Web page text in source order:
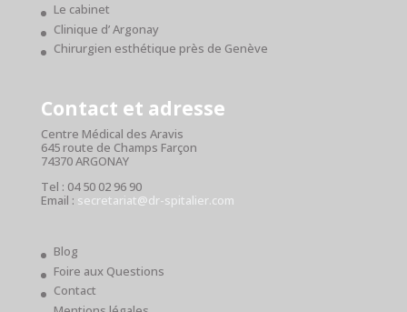
Le cabinet
Clinique d’ Argonay
Chirurgien esthétique près de Genève
Contact et adresse
Centre Médical des Aravis
645 route de Champs Farçon
74370 ARGONAY
Tel : 04 50 02 96 90
Email : secretariat@dr-spitalier.com
Blog
Foire aux Questions
Contact